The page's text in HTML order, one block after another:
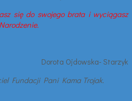
się do swojego brata i wyciągasz
Dorota Ojdowska- Starzyk
Fundacji Pani Kama Trojak.